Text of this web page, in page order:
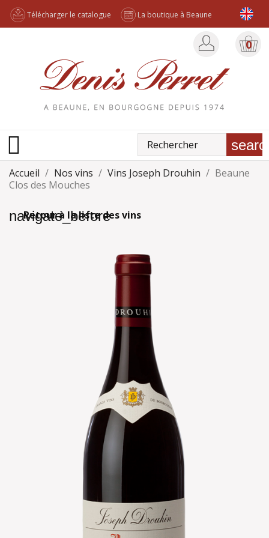
Télécharger le catalogue La boutique à Beaune
0

Accueil Nos vins Vins Joseph Drouhin
Beaune
Clos des Mouches
navigate_before
Retour à la liste des vins